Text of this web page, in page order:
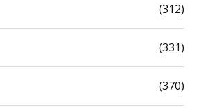
(312)
(331)
(370)